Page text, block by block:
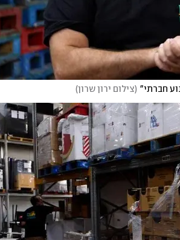
חברתי" (צילום ירון שרון)